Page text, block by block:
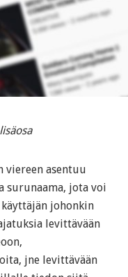
viereen asentuu
surunaama, jota voi
johonkin
levittävään
jne levittävään